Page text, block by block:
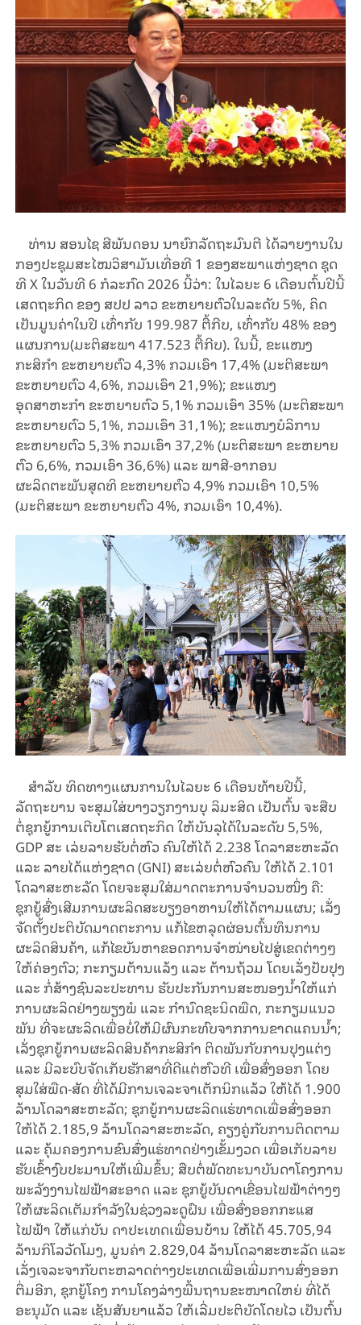
ທ່ານ ສອນໄຊ ສີພັນດອນ ນາຍົກລັດຖະມົນຕີ ໄດ້ລາຍງານໃນ
ກອງປະຊຸມສະໄໝວິສາມັນເທື່ອທີ 1 ຂອງສະພາແຫ່ງຊາດ ຊຸດ
ທີ X ໃນວັນທີ 6 ກໍລະກົດ 2026 ນີ້ວ່າ: ໃນໄລຍະ 6 ເດືອນຕົ້ນປີນີ້
ເສດຖະກິດ ຂອງ ສປປ ລາວ ຂະຫຍາຍຕົວໃນລະດັບ 5%, ຄິດ
ເປັນມູນຄ່າໃນປີ ເທົ່າກັບ 199.987 ຕື້ກີບ, ເທົ່າກັບ 48% ຂອງ
ແຜນການ(ມະຕິສະພາ 417.523 ຕື້ກີບ). ໃນນີ້, ຂະແໜງ
ກະສິກຳ ຂະຫຍາຍຕົວ 4,3% ກວມເອົາ 17,4% (ມະຕິສະພາ
ຂະຫຍາຍຕົວ 4,6%, ກວມເອົາ 21,9%); ຂະແໜງ
ອຸດສາຫະກຳ ຂະຫຍາຍຕົວ 5,1% ກວມເອົາ 35% (ມະຕິສະພາ
ຂະຫຍາຍຕົວ 5,1%, ກວມເອົາ 31,1%); ຂະແໜງບໍລິການ
ຂະຫຍາຍຕົວ 5,3% ກວມເອົາ 37,2% (ມະຕິສະພາ ຂະຫຍາຍ
ຕົວ 6,6%, ກວມເອົາ 36,6%) ແລະ ພາສີ-ອາກອນ
ຜະລິດຕະພັນສຸດທິ ຂະຫຍາຍຕົວ 4,9% ກວມເອົາ 10,5%
(ມະຕິສະພາ ຂະຫຍາຍຕົວ 4%, ກວມເອົາ 10,4%).
ສຳລັບ ທິດທາງແຜນການໃນໄລຍະ 6 ເດືອນທ້າຍປີນີ້,
ລັດຖະບານ ຈະສຸມໃສ່ບາງວຽກງານບຸ ລິມະສິດ ເປັນຕົ້ນ ຈະສືບ
ຕໍ່ຊຸກຍູ້ການເຕີບໂຕເສດຖະກິດ ໃຫ້ບັນລຸໄດ້ໃນລະດັບ 5,5%,
GDP ສະ ເລ່ຍລາຍຮັບຕໍ່ຫົວ ຄົນໃຫ້ໄດ້ 2.238 ໂດລາສະຫະລັດ
ແລະ ລາຍໄດ້ແຫ່ງຊາດ (GNI) ສະເລ່ຍຕໍ່ຫົວຄົນ ໃຫ້ໄດ້ 2.101
ໂດລາສະຫະລັດ ໂດຍຈະສຸມໃສ່ມາດຕະການຈໍານວນໜຶ່ງ ຄື:
ຊຸກຍູ້ສົ່ງເສີມການຜະລິດສະບຽງອາຫານໃຫ້ໄດ້ຕາມແຜນ; ເລັ່ງ
ຈັດຕັ້ງປະຕິບັດມາດຕະການ ແກ້ໄຂຫລຸດຜ່ອນຕົ້ນທຶນການ
ຜະລິດສິນຄ້າ, ແກ້ໄຂບັນຫາຂອດການຈຳໜ່າຍໄປສູ່ເຂດຕ່າງໆ
ໃຫ້ຄ່ອງຕົວ; ກະກຽມຕ້ານແລ້ງ ແລະ ຕ້ານຖ້ວມ ໂດຍເລັ່ງປັບປຸງ
ແລະ ກໍ່ສ້າງຊົນລະປະທານ ຮັບປະກັນການສະໜອງນໍ້າໃຫ້ແກ່
ການຜະລິດຢ່າງພຽງພໍ ແລະ ກຳນົດຊະນິດພືດ, ກະກຽມແນວ
ພັນ ທີ່ຈະຜະລິດເພື່ອບໍ່ໃຫ້ມີຜົນກະທົບຈາກການຂາດແຄນນໍ້າ;
ເລັ່ງຊຸກຍູ້ການຜະລິດສິນຄ້າກະສິກຳ ຕິດພັນກັບການປຸງແຕ່ງ
ແລະ ມີລະບົບຈັດເກັບຮັກສາທີ່ດີແຕ່ຫົວທີ ເພື່ອສົ່ງອອກ ໂດຍ
ສຸມໃສ່ພືດ-ສັດ ທີ່ໄດ້ມີການເຈລະຈາເຕັກນິກແລ້ວ ໃຫ້ໄດ້ 1.900
ລ້ານໂດລາສະຫະລັດ; ຊຸກຍູ້ການຜະລິດແຮ່ທາດເພື່ອສົ່ງອອກ
ໃຫ້ໄດ້ 2.185,9 ລ້ານໂດລາສະຫະລັດ, ຄຽງຄູ່ກັບການຕິດຕາມ
ແລະ ຄຸ້ມຄອງການຂົນສົ່ງແຮ່ທາດຢ່າງເຂັ້ມງວດ ເພື່ອເກັບລາຍ
ຮັບເຂົ້າງົບປະມານໃຫ້ເພີ່ມຂຶ້ນ; ສືບຕໍ່ພັດທະນາບັນດາໂຄງການ
ພະລັງງານໄຟຟ້າສະອາດ ແລະ ຊຸກຍູ້ບັນດາເຂື່ອນໄຟຟ້າຕ່າງໆ
ໃຫ້ຜະລິດເຕັມກໍາລັງໃນຊ່ວງລະດູຝົນ ເພື່ອສົ່ງອອກກະແສ
ໄຟຟ້າ ໃຫ້ແກ່ບັນ ດາປະເທດເພື່ອນບ້ານ ໃຫ້ໄດ້ 45.705,94
ລ້ານກິໂລວັດໂມງ, ມູນຄ່າ 2.829,04 ລ້ານໂດລາສະຫະລັດ ແລະ
ເລັ່ງເຈລະຈາກັບຕະຫລາດຕ່າງປະເທດເພື່ອເພີ່ມການສົ່ງອອກ
ຕື່ມອີກ, ຊຸກຍູ້ໂຄງ ການໂຄງລ່າງພື້ນຖານຂະໜາດໃຫຍ່ ທີ່ໄດ້
ອະນຸມັດ ແລະ ເຊັນສັນຍາແລ້ວ ໃຫ້ເລີ່ມປະຕິບັດໂດຍໄວ ເປັນຕົ້ນ